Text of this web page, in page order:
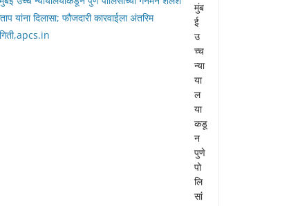
मुंब
ई
उ
च्च
न्या
या
ल
या
कडू
न
पुणे
पो
लि
सां